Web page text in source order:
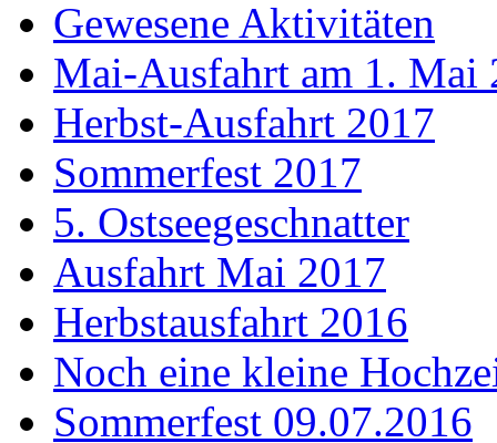
Gewesene Aktivitäten
Mai-Ausfahrt am 1. Mai
Herbst-Ausfahrt 2017
Sommerfest 2017
5. Ostseegeschnatter
Ausfahrt Mai 2017
Herbstausfahrt 2016
Noch eine kleine
Sommerfest 09.07.2016